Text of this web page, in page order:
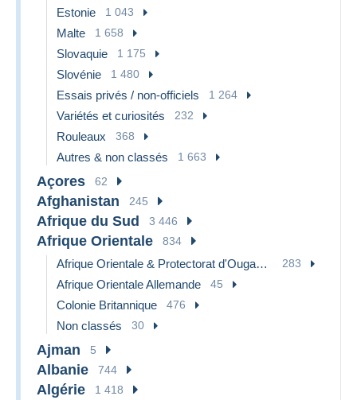
Estonie 1 043
Malte 1 658
Slovaquie 1 175
Slovénie 1 480
Essais privés / non-officiels 1 264
Variétés et curiosités 232
Rouleaux 368
Autres & non classés 1 663
Açores 62
Afghanistan 245
Afrique du Sud 3 446
Afrique Orientale 834
Afrique Orientale & Protectorat d'Ouganda 283
Afrique Orientale Allemande 45
Colonie Britannique 476
Non classés 30
Ajman 5
Albanie 744
Algérie 1 418